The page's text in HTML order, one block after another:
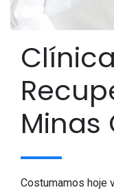
Minas
Costumamos hoje